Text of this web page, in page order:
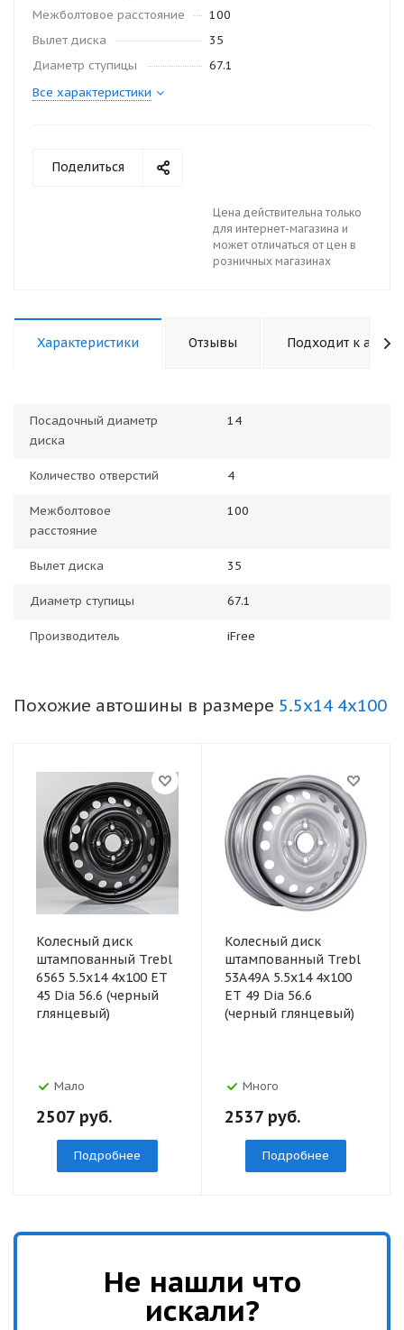
Межболтовое расстояние
100
Вылет диска
35
Диаметр ступицы
67.1
Все характеристики
Поделиться
Цена действительна только
для интернет-магазина и
может отличаться от цен в
розничных магазинах
Характеристики Отзывы Подходит к авто
Посадочный диаметр
диска
14
Количество отверстий 4
Межболтовое
расстояние
100
Вылет диска 35
Диаметр ступицы 67.1
Производитель iFree
Похожие автошины в размере 5.5x14 4x100
Колесный диск
штампованный Trebl
6565 5.5x14 4x100 ET
45 Dia 56.6 (черный
глянцевый)
Мало
2507 руб.
Подробнее
Колесный диск
штампованный Trebl
53A49A 5.5x14 4x100
ET 49 Dia 56.6
(черный глянцевый)
Много
2537 руб.
Подробнее
Не нашли что
искали?